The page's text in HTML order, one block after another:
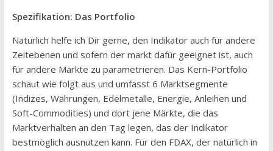
Spezifikation: Das Portfolio
Natürlich helfe ich Dir gerne, den Indikator auch für andere
Zeitebenen und sofern der markt dafür geeignet ist, auch
für andere Märkte zu parametrieren. Das Kern-Portfolio
schaut wie folgt aus und umfasst 6 Marktsegmente
(Indizes, Währungen, Edelmetalle, Energie, Anleihen und
Soft-Commodities) und dort jene Märkte, die das
Marktverhalten an den Tag legen, das der Indikator
bestmöglich ausnutzen kann. Für den FDAX, der natürlich in